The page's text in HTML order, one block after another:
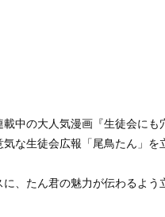
中の大人気漫画『生徒会にも
な生徒会広報「尾鳥たん」を
、たん君の魅力が伝わるよう